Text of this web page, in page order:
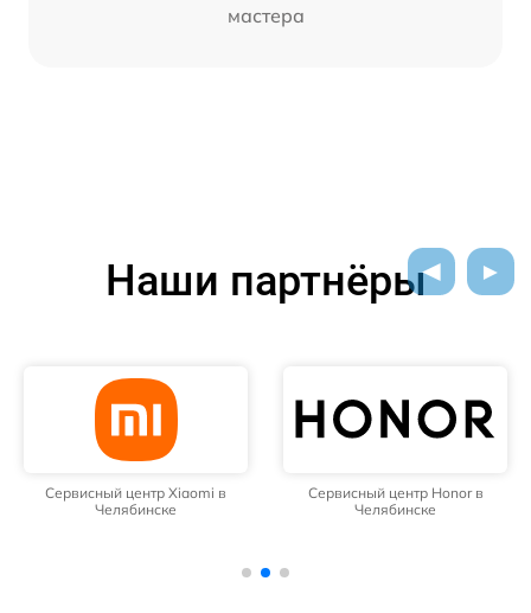
мастера
Наши партнёры
Сервисный центр Xiaomi в
Челябинске
Сервисный центр Honor в
Челябинске